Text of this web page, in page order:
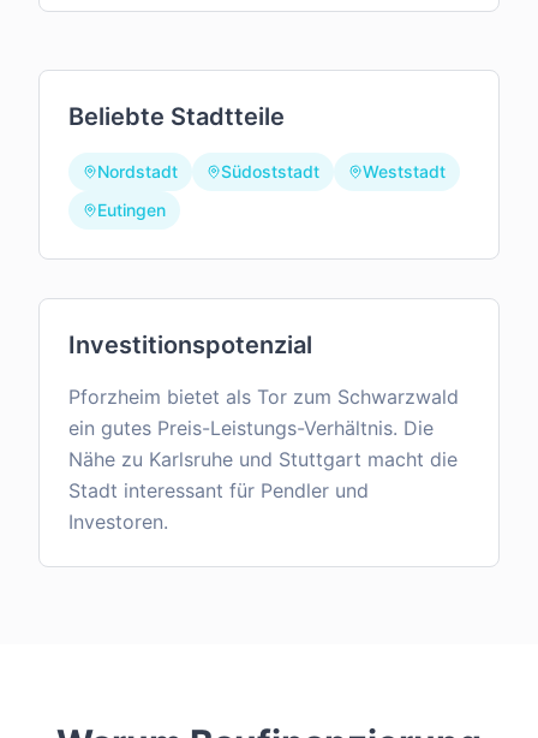
Beliebte Stadtteile
Nordstadt Südoststadt
Weststadt
Eutingen
Investitionspotenzial
Pforzheim bietet als Tor zum Schwarzwald
ein gutes Preis-Leistungs-Verhältnis. Die
Nähe zu Karlsruhe und Stuttgart macht die
Stadt interessant für Pendler und
Investoren.